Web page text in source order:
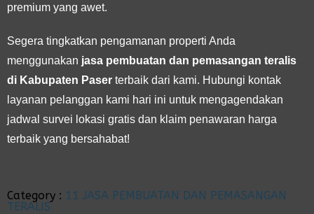
premium yang awet.
Segera tingkatkan pengamanan properti Anda
menggunakan jasa pembuatan dan pemasangan teralis
di Kabupaten Paser terbaik dari kami. Hubungi kontak
layanan pelanggan kami hari ini untuk mengagendakan
jadwal survei lokasi gratis dan klaim penawaran harga
terbaik yang bersahabat!
Category : 11 JASA PEMBUATAN DAN PEMASANGAN
TERALIS